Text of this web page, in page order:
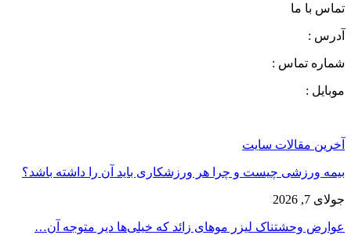
تماس با ما
آدرس :
شماره تماس :
موبایل :
آخرین مقالات سایت
بیمه ورزشی چیست و چرا هر ورزشکاری باید آن را داشته باشد؟
جولای 7, 2026
عوارض وحشتناک لیزر موهای زائد که خیلی‌ها دیر متوجه آن…